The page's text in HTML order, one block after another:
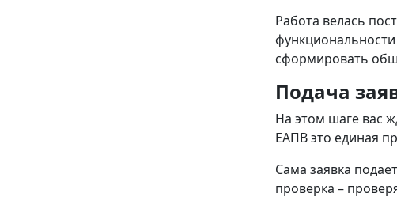
Работа велась
сформировать
Подача
На этом шаге вас
ЕАПВ это единая
Сама заявка
проверка –